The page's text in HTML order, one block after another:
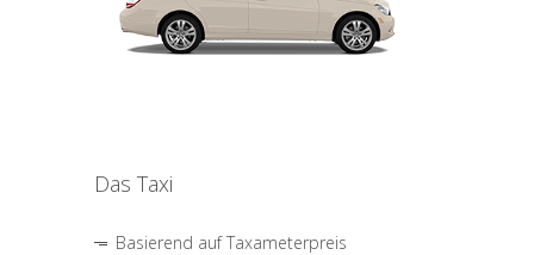
Das Taxi
Basierend auf Taxameterpreis